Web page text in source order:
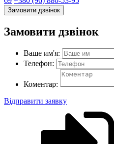
Замовити дзвінок
Замовити дзвінок
Ваше им'я:
Телефон:
Коментар:
Відправити заявку